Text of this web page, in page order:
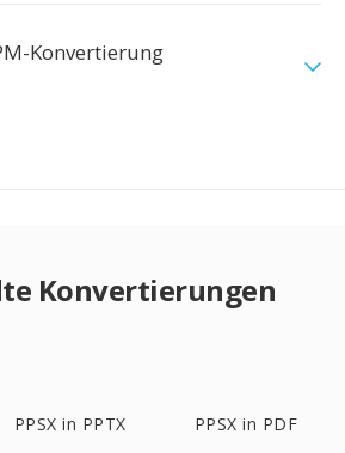
Konvertierung
Konvertierungen
PPSX in PPTX PPSX in PDF